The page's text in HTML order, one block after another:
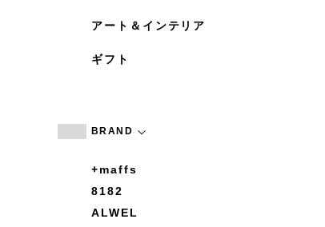
アート＆インテリア
ギフト
BRAND
+maffs
8182
ALWEL